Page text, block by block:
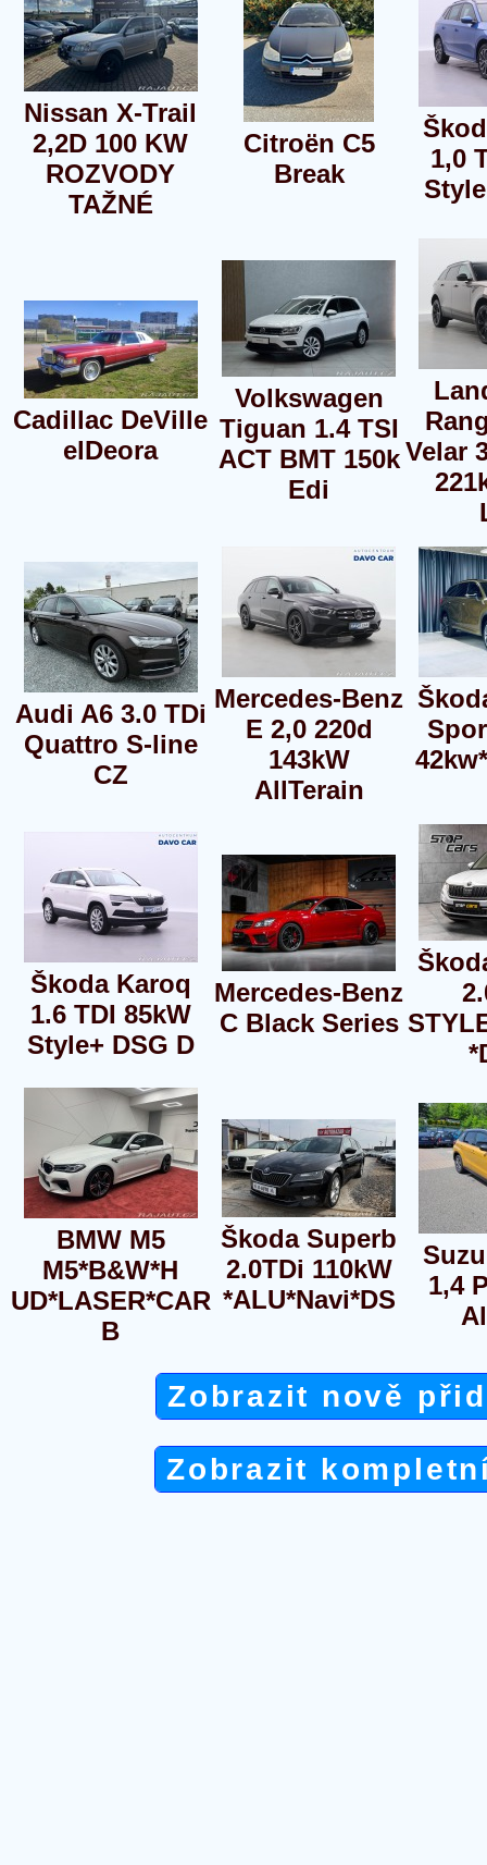
Nissan X-Trail
2,2D 100 KW
ROZVODY
TAŽNÉ
Citroën C5
Break
1,0
Cadillac DeVille
elDeora
Volkswagen
Tiguan 1.4 TSI
ACT BMT 150k
Edi
Velar
Audi A6 3.0 TDi
Quattro S-line
CZ
Mercedes-Benz
E 2,0 220d
143kW
AllTerain
Škoda Karoq
1.6 TDI 85kW
Style+ DSG D
Mercedes-Benz
C Black Series
BMW M5
M5*B&W*H
UD*LASER*CAR
B
Škoda Superb
2.0TDi 110kW
*ALU*Navi*DS
1,4
Zobrazit nově
Zobrazit